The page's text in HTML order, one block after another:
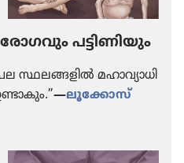
പട്ടിണി​യും
സ്ഥലങ്ങളിൽ മഹാവ്യാ​ധി​
—ലൂക്കോസ്‌